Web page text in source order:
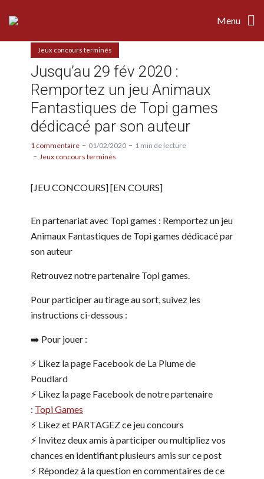
Menu
Jeux concours terminés
Jusqu’au 29 fév 2020 :
Remportez un jeu Animaux
Fantastiques de Topi games
dédicacé par son auteur
1 commentaire 01/02/2020
1 min de lecture
Jeux concours terminés
[JEU CONCOURS] [EN COURS]
En partenariat avec Topi games : Remportez un jeu
Animaux Fantastiques de Topi games dédicacé par
son auteur
Retrouvez notre partenaire Topi games.
Pour participer au tirage au sort, suivez les
instructions ci-dessous :
➡️ Pour jouer :
⚡️ Likez la page Facebook de La Plume de
Poudlard
⚡️ Likez la page Facebook de notre partenaire
: Topi Games
⚡️ Likez et PARTAGEZ ce jeu concours
⚡️ Invitez deux amis à participer ou multipliez vos
chances en identifiant plusieurs amis sur ce post
⚡️ Répondez à la question en commentaires de ce